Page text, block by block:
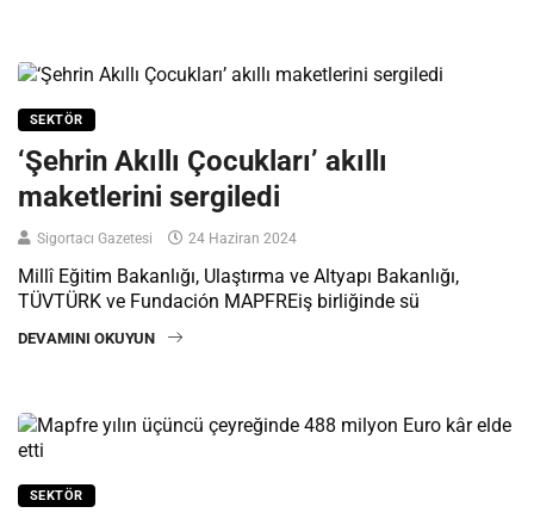
SEKTÖR
‘Şehrin Akıllı Çocukları’ akıllı
maketlerini sergiledi
Sigortacı Gazetesi 24 Haziran 2024
Millî Eğitim Bakanlığı, Ulaştırma ve Altyapı Bakanlığı,
TÜVTÜRK ve Fundación MAPFREiş birliğinde sü
DEVAMINI OKUYUN
SEKTÖR